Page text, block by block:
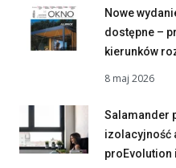
Nowe
dostępne –
kierunków
8 maj 2026
Salamander
izolacyjność
proEvolution